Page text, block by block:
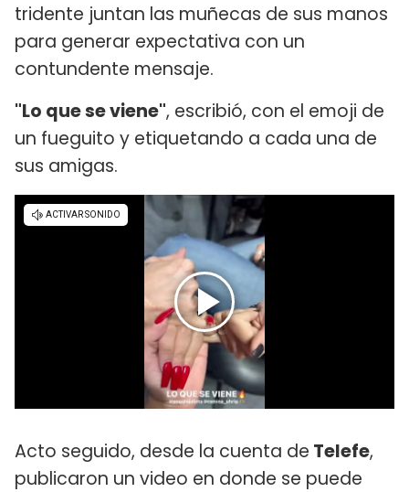
tridente juntan las muñecas de sus manos
para generar expectativa con un
contundente mensaje.
"Lo que se viene", escribió, con el emoji de
un fueguito y etiquetando a cada una de
sus amigas.
Acto seguido, desde la cuenta de Telefe,
publicaron un video en donde se puede